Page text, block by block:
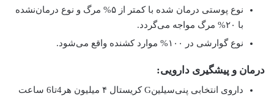
نوع پوستی درمان شده با کمتر از ۵% مرگ و نوع درمان‌نشده
با ۲۰% مرگ مواجه می‌گردد.
نوع گوارشی در ۱۰۰% موارد کشنده واقع می‌شود.
درمان و پیشگیری دارویی:
داروی انتخابی پنی‌سیلینG کریستال ۴ میلیون هر4تا6 ساعت